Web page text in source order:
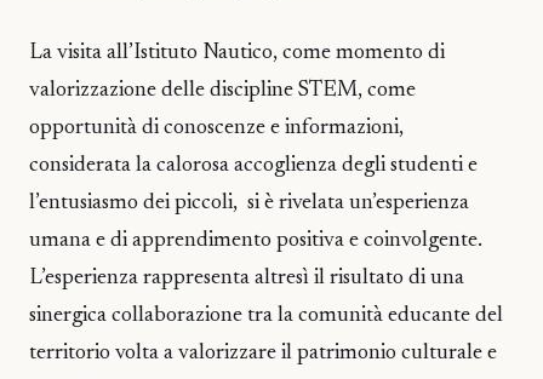
La visita all’Istituto Nautico, come momento di
valorizzazione delle discipline STEM, come
opportunità di conoscenze e informazioni,
considerata la calorosa accoglienza degli studenti e
l’entusiasmo dei piccoli, si è rivelata un’esperienza
umana e di apprendimento positiva e coinvolgente.
L’esperienza rappresenta altresì il risultato di una
sinergica collaborazione tra la comunità educante del
territorio volta a valorizzare il patrimonio culturale e